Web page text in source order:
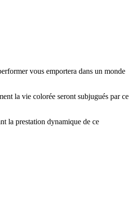
vous emportera dans un monde
la vie colorée seront subjugués par ce
la prestation dynamique de ce